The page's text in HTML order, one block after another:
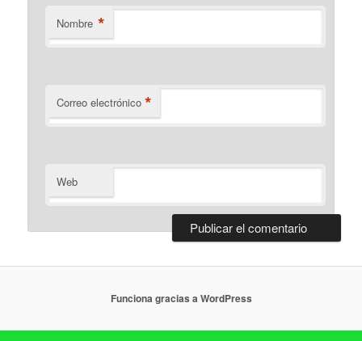
Nombre *
Correo electrónico *
Web
Funciona gracias a WordPress